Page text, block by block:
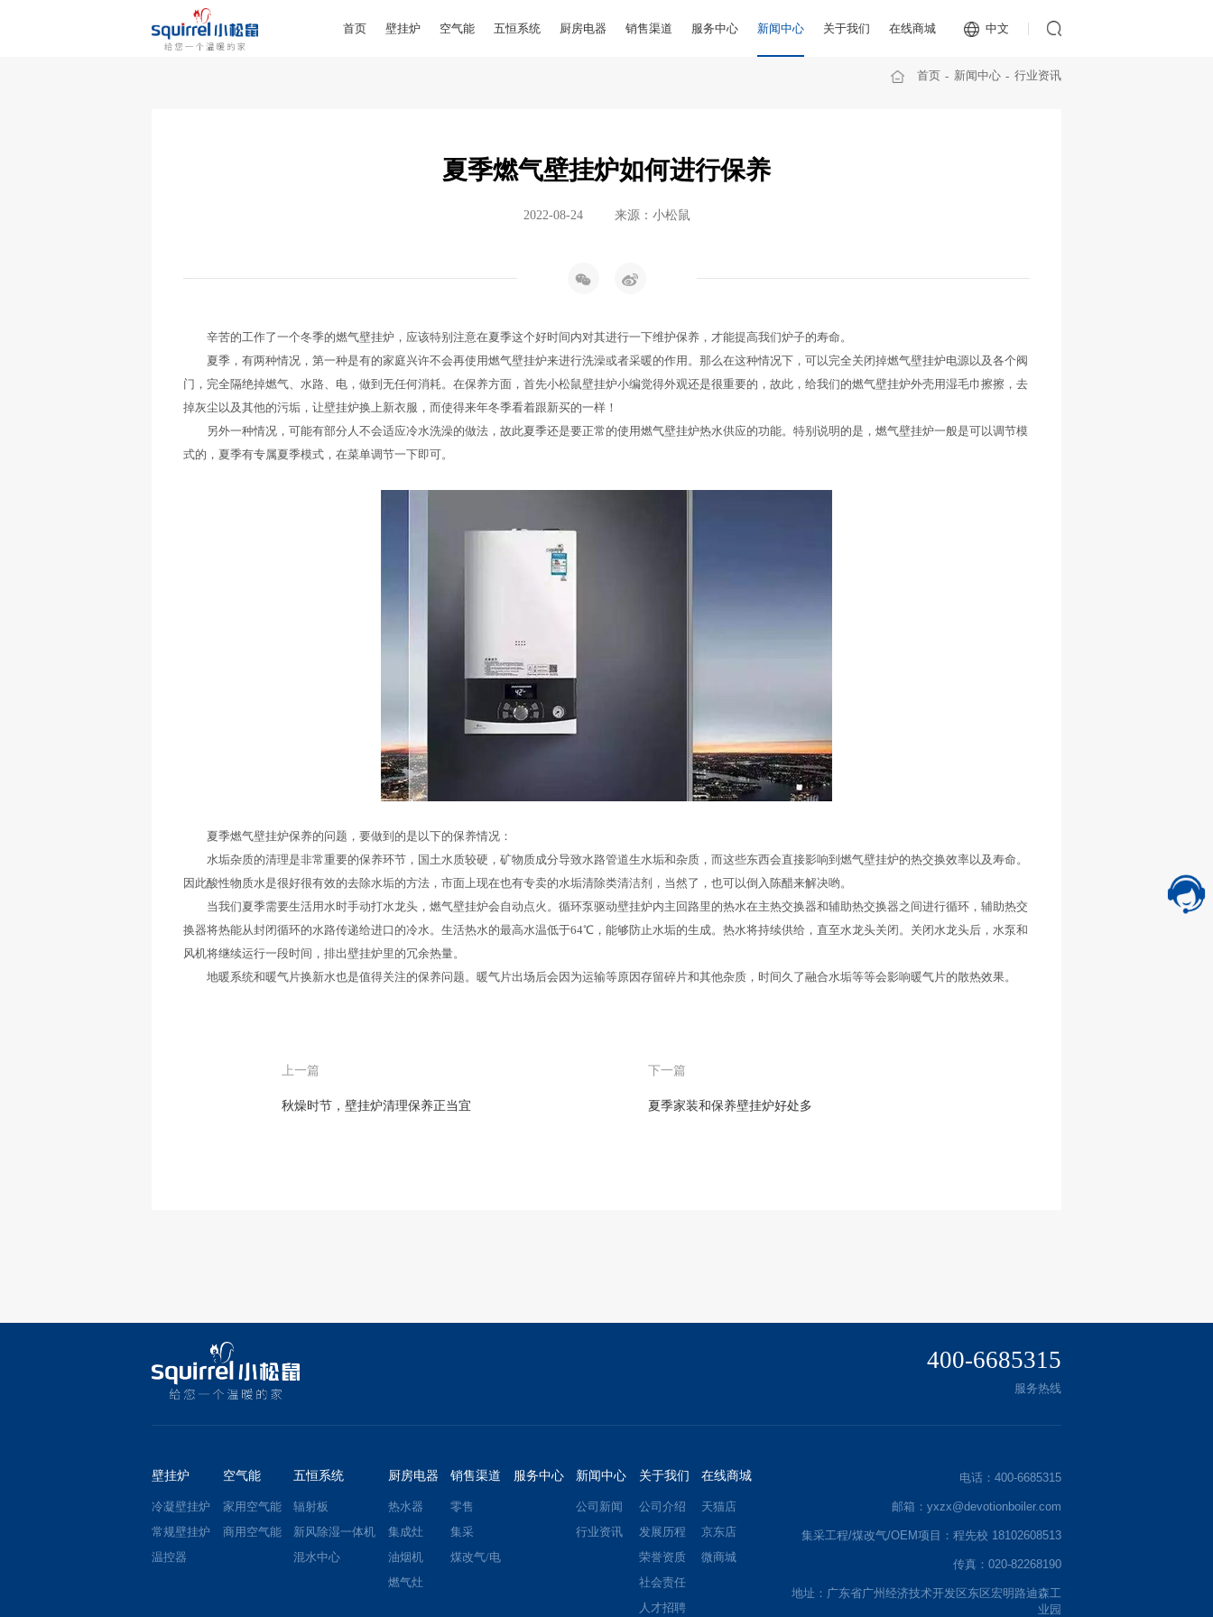
首页 壁挂炉 空气能 五恒系统 厨房电器 销售渠道 服务中心 新闻中心 关于我们 在线商城 中文
首页 新闻中心 行业资讯
夏季燃气壁挂炉如何进行保养
2022-08-24 来源：小松鼠
辛苦的工作了一个冬季的燃气壁挂炉，应该特别注意在夏季这个好时间内对其进行一下维护保养，才能提高我们炉子的寿命。
夏季，有两种情况，第一种是有的家庭兴许不会再使用燃气壁挂炉来进行洗澡或者采暖的作用。那么在这种情况下，可以完全关闭掉燃气壁挂炉电源以及各个阀
门，完全隔绝掉燃气、水路、电，做到无任何消耗。在保养方面，首先小松鼠壁挂炉小编觉得外观还是很重要的，故此，给我们的燃气壁挂炉外壳用湿毛巾擦擦，去
掉灰尘以及其他的污垢，让壁挂炉换上新衣服，而使得来年冬季看着跟新买的一样！
另外一种情况，可能有部分人不会适应冷水洗澡的做法，故此夏季还是要正常的使用燃气壁挂炉热水供应的功能。特别说明的是，燃气壁挂炉一般是可以调节模
式的，夏季有专属夏季模式，在菜单调节一下即可。
夏季燃气壁挂炉保养的问题，要做到的是以下的保养情况：
水垢杂质的清理是非常重要的保养环节，国土水质较硬，矿物质成分导致水路管道生水垢和杂质，而这些东西会直接影响到燃气壁挂炉的热交换效率以及寿命。
因此酸性物质水是很好很有效的去除水垢的方法，市面上现在也有专卖的水垢清除类清洁剂，当然了，也可以倒入陈醋来解决哟。
当我们夏季需要生活用水时手动打水龙头，燃气壁挂炉会自动点火。循环泵驱动壁挂炉内主回路里的热水在主热交换器和辅助热交换器之间进行循环，辅助热交
换器将热能从封闭循环的水路传递给进口的冷水。生活热水的最高水温低于64℃，能够防止水垢的生成。热水将持续供给，直至水龙头关闭。关闭水龙头后，水泵和
风机将继续运行一段时间，排出壁挂炉里的冗余热量。
地暖系统和暖气片换新水也是值得关注的保养问题。暖气片出场后会因为运输等原因存留碎片和其他杂质，时间久了融合水垢等等会影响暖气片的散热效果。
上一篇
秋燥时节，壁挂炉清理保养正当宜
下一篇
夏季家装和保养壁挂炉好处多
400-6685315
服务热线
壁挂炉
冷凝壁挂炉
常规壁挂炉
温控器
空气能
家用空气能
商用空气能
五恒系统
辐射板
新风除湿一体机
混水中心
厨房电器
热水器
集成灶
油烟机
燃气灶
销售渠道
零售
集采
煤改气/电
服务中心 新闻中心
公司新闻
行业资讯
关于我们
公司介绍
发展历程
荣誉资质
社会责任
人才招聘
在线商城
天猫店
京东店
微商城
电话：400-6685315
邮箱：yxzx@devotionboiler.com
集采工程/煤改气/OEM项目：程先校 18102608513
传真：020-82268190
地址：广东省广州经济技术开发区东区宏明路迪森工
业园